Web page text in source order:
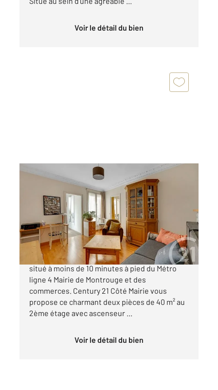
Voir le détail du bien
MONTROUGE 92
, 2 pièces
Ref : 11011
Appartement F2 à vendre
329 000 €
MONTROUGE - QUARTIER PISCINE Idéalement
situé à moins de 10 minutes à pied du Métro
ligne 4 Mairie de Montrouge et des
commerces. Century 21 Côté Mairie vous
propose ce charmant deux pièces de 40 m² au
2ème étage avec ascenseur ...
Voir le détail du bien